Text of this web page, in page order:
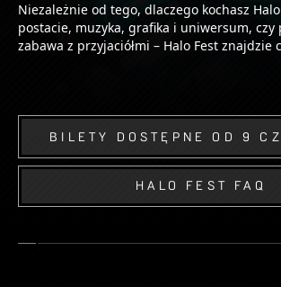
Niezależnie od tego, dlaczego kochasz
postacie, muzyka, grafika i uniwersum, czy
zabawa z przyjaciółmi – Halo Fest znajdzie
BILETY DOSTĘPNE OD 9
HALO FEST FAQ